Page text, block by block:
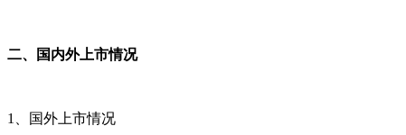
二、国内外上市情况
1、国外上市情况